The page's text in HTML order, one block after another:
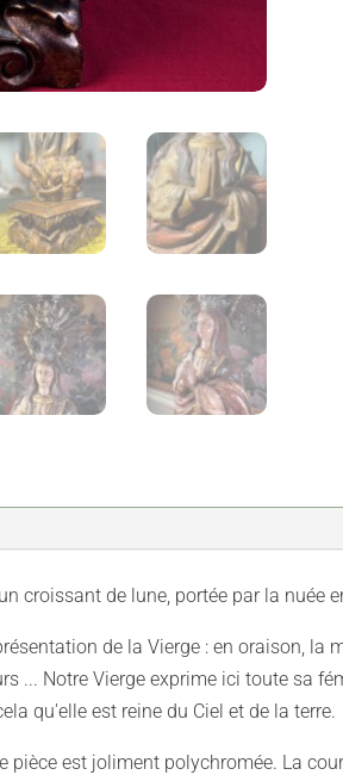
croissant de lune, portée par la nuée
de la Vierge : en oraison,
... Notre Vierge exprime ici toute sa
qu'elle est reine du Ciel et de la terre.
pièce est joliment polychromée. La